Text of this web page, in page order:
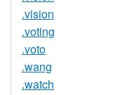
.vision
.voting
.voto
.wang
.watch